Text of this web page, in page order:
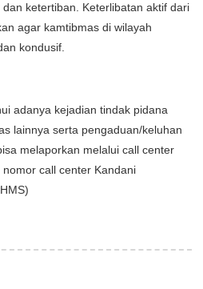
ketertiban. Keterlibatan aktif dari
agar kamtibmas di wilayah
kondusif.
adanya kejadian tindak pidana
lainnya serta pengaduan/keluhan
melaporkan melalui call center
call center Kandani